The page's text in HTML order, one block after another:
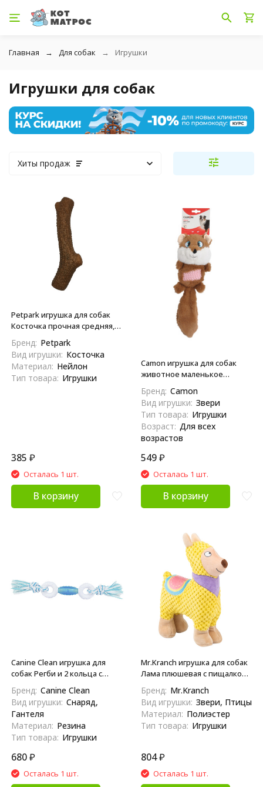
Главная Для собак Игрушки
Игрушки для собак
Хиты продаж
Petpark игрушка для собак
Косточка прочная средняя,
Бренд: Petpark
Вид игрушки: Косточка
Материал: Нейлон
Тип товара: Игрушки
385 ₽
Осталась 1 шт.
В корзину
Camon игрушка для собак
животное маленькое
Бренд: Camon
Вид игрушки: Звери
Тип товара: Игрушки
Возраст: Для всех
возрастов
549₽
Осталась 1 шт.
В корзину
Canine Clean игрушка для
собак Регби и 2 кольца с
синтетическая резина, 39 см,
голубая
Бренд: Canine Clean
Вид игрушки: Снаряд,
Гантеля
Материал: Резина
Тип товара: Игрушки
680₽
Осталась 1 шт.
Mr.Kranch игрушка для собак
Лама плюшевая с пищалкой,
Бренд: Mr.Kranch
Вид игрушки: Звери, Птицы
Материал: Полиэстер
Тип товара: Игрушки
804₽
Осталась 1 шт.